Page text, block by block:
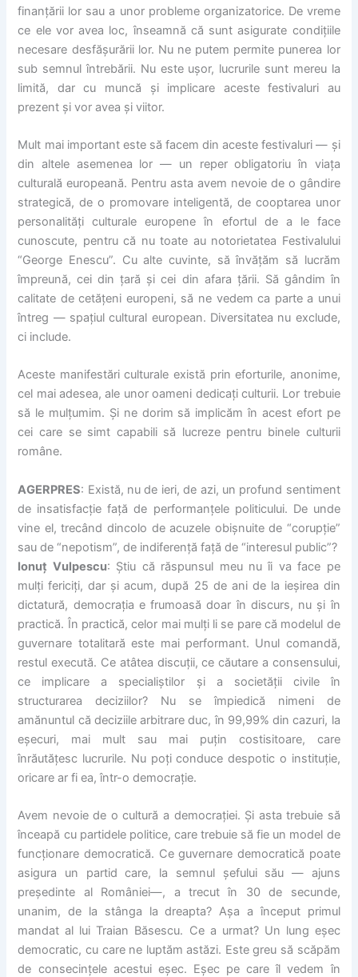
finanțării lor sau a unor probleme organizatorice. De vreme
ce ele vor avea loc, înseamnă că sunt asigurate condițiile
necesare desfășurării lor. Nu ne putem permite punerea lor
sub semnul întrebării. Nu este ușor, lucrurile sunt mereu la
limită, dar cu muncă și implicare aceste festivaluri au
prezent și vor avea și viitor.
Mult mai important este să facem din aceste festivaluri — și
din altele asemenea lor — un reper obligatoriu în viața
culturală europeană. Pentru asta avem nevoie de o gândire
strategică, de o promovare inteligentă, de cooptarea unor
personalități culturale europene în efortul de a le face
cunoscute, pentru că nu toate au notorietatea Festivalului
“George Enescu”. Cu alte cuvinte, să învățăm să lucrăm
împreună, cei din țară și cei din afara țării. Să gândim în
calitate de cetățeni europeni, să ne vedem ca parte a unui
întreg — spațiul cultural european. Diversitatea nu exclude,
ci include.
Aceste manifestări culturale există prin eforturile, anonime,
cel mai adesea, ale unor oameni dedicați culturii. Lor trebuie
să le mulțumim. Și ne dorim să implicăm în acest efort pe
cei care se simt capabili să lucreze pentru binele culturii
române.
AGERPRES: Există, nu de ieri, de azi, un profund sentiment
de insatisfacție față de performanțele politicului. De unde
vine el, trecând dincolo de acuzele obișnuite de “corupție”
sau de “nepotism”, de indiferență față de “interesul public”?
Ionuț Vulpescu: Știu că răspunsul meu nu îi va face pe
mulți fericiți, dar și acum, după 25 de ani de la ieșirea din
dictatură, democrația e frumoasă doar în discurs, nu și în
practică. În practică, celor mai mulți li se pare că modelul de
guvernare totalitară este mai performant. Unul comandă,
restul execută. Ce atâtea discuții, ce căutare a consensului,
ce implicare a specialiștilor și a societății civile în
structurarea deciziilor? Nu se împiedică nimeni de
amănuntul că deciziile arbitrare duc, în 99,99% din cazuri, la
eșecuri, mai mult sau mai puțin costisitoare, care
înrăutățesc lucrurile. Nu poți conduce despotic o instituție,
oricare ar fi ea, într-o democrație.
Avem nevoie de o cultură a democrației. Și asta trebuie să
înceapă cu partidele politice, care trebuie să fie un model de
funcționare democratică. Ce guvernare democratică poate
asigura un partid care, la semnul șefului său — ajuns
președinte al României—, a trecut în 30 de secunde,
unanim, de la stânga la dreapta? Așa a început primul
mandat al lui Traian Băsescu. Ce a urmat? Un lung eșec
democratic, cu care ne luptăm astăzi. Este greu să scăpăm
de consecințele acestui eșec. Eșec pe care îl vedem în